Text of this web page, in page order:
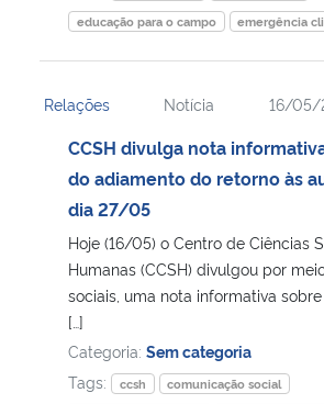
Planalto
educação para o campo
emergência
Relações Notícia 16/05/
CCSH divulga nota
do adiamento do retorno às
dia 27/05
Hoje (16/05) o Centro de Ciências
Humanas (CCSH) divulgou por
sociais, uma nota informativa
[…]
Categoria: Sem categoria
Tags:
ccsh
comunicação social